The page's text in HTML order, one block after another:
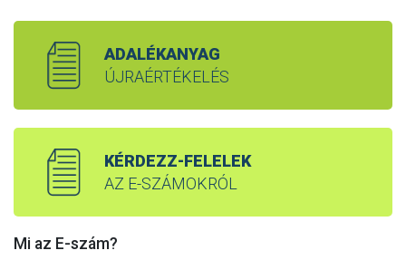
ADALÉKANYAG
ÚJRAÉRTÉKELÉS
KÉRDEZZ-FELELEK
AZ E-SZÁMOKRÓL
Mi az E-szám?